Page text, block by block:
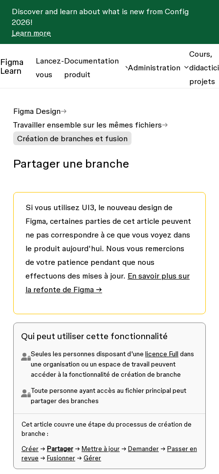
Discover and learn about what is new from Config
2026!
Learn more
Figma
Learn
Lancez-
vous
Documentation
produit
Administration
Cours,
projets
Figma Design
Travailler ensemble sur les mêmes fichiers
Création de branches et fusion
Partager une branche
Si vous utilisez UI3, le nouveau design de
Figma, certaines parties de cet article peuvent
ne pas correspondre à ce que vous voyez dans
le produit aujourd'hui. Nous vous remercions
de votre patience pendant que nous
effectuons des mises à jour. En savoir plus sur
la refonte de Figma →
Qui peut utiliser cette fonctionnalité
Seules les personnes disposant d'une licence Full dans
une organisation ou un espace de travail peuvent
accéder à la fonctionnalité de création de branche
Toute personne ayant accès au fichier principal peut
partager des branches
Cet article couvre une étape du processus de création de
branche :
Créer→ Partager→ Mettre à jour→ Demander→ Passer en
revue → Fusionner→ Gérer